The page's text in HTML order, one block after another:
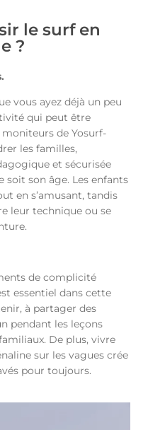
le surf en
?
vous ayez déjà un peu
qui peut être
moniteurs de Yosurf-
les familles,
et sécurisée
soit son âge. Les enfants
en s’amusant, tandis
leur technique ou se
de complicité
essentiel dans cette
à partager des
pendant les leçons
De plus, vivre
sur les vagues crée
pour toujours.